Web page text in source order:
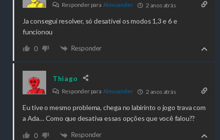
Responder paraAlexsander 2 anos atrás
Ja consegui resolver, só desativei os modos 1,3 e 6 e
funcionou
0 Responder
Thiago
Responder paraAlexsander 2 anos atrás
Eu tive o mesmo problema, chega no labirinto o jogo trava com
a Ada… Como que desativa essas opções que você falou??
0 Responder